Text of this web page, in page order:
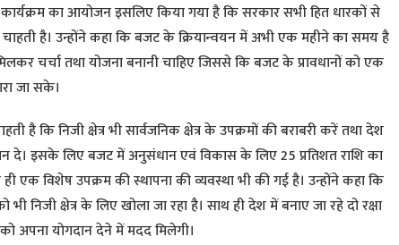
कार्यक्रम का आयोजन इसलिए किया गया है कि सरकार सभी हित धारकों से
है। उन्होंने कहा कि बजट के क्रियान्वयन में अभी एक महीने का समय है
चर्चा तथा योजना बनानी चाहिए जिससे कि बजट के प्रावधानों को एक
जा सके।
है कि निजी क्षेत्र भी सार्वजनिक क्षेत्र के उपक्रमों की बराबरी करें तथा देश
दे। इसके लिए बजट में अनुसंधान एवं विकास के लिए 25 प्रतिशत राशि का
एक विशेष उपक्रम की स्थापना की व्यवस्था भी की गई है। उन्होंने कहा कि
भी निजी क्षेत्र के लिए खोला जा रहा है। साथ ही देश में बनाए जा रहे दो रक्षा
को अपना योगदान देने में मदद मिलेगी।